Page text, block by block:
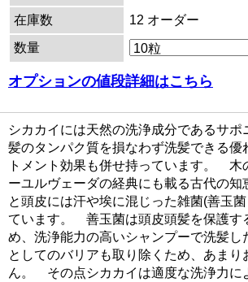
在庫数
12 オーダー
数量
オプションの値段詳細はこちら
シカカイには天然の洗浄成分であるサポ
髪のタンパク質を損なわず洗髪できる優
トメント効果も併せ持っています。 木
ーユルヴェーダの経典にも載る古代の
と頭皮には汗や埃に混じった雑菌(善玉
ています。 善玉菌は頭皮頭髪を保護す
め、洗浄能力の高いシャンプーで洗髪し
としてのバリアも取り除くため、あまり
ん。 その点シカカイは適度な洗浄力に